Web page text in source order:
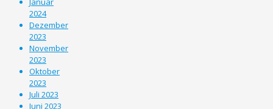
2024
Dezember
2023
November
2023
Oktober
2023
Juli 2023
Juni 2023